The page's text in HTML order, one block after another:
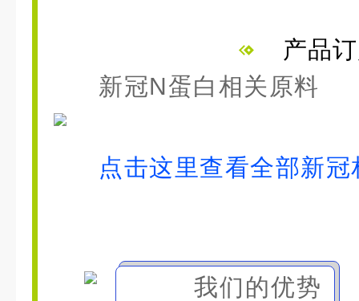
产品
新冠N蛋白相关原料
点击这里查看全部新冠
我们的优势